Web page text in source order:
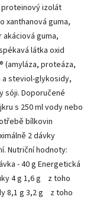
izolát
xanthanová guma,
guma,
látka oxid
(amyláza, proteáza,
a steviol-glykosidy,
sóji. Doporučené
s 250 ml vody nebo
bílkovin
2 dávky
Nutriční hodnoty:
- 40 g Energetická
4 g 1,6 g z toho
8,1 g 3,2 g z toho